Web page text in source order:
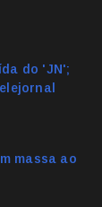
do 'JN';
massa ao